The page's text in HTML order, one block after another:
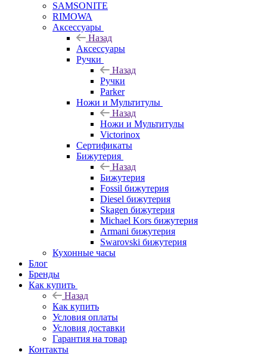
SAMSONITE
RIMOWA
Аксессуары
Назад
Аксессуары
Ручки
Назад
Ручки
Parker
Ножи и Мультитулы
Назад
Ножи и Мультитулы
Victorinox
Сертификаты
Бижутерия
Назад
Бижутерия
Fossil бижутерия
Diesel бижутерия
Skagen бижутерия
Michael Kors бижутерия
Armani бижутерия
Swarovski бижутерия
Кухонные часы
Блог
Бренды
Как купить
Назад
Как купить
Условия оплаты
Условия доставки
Гарантия на товар
Контакты